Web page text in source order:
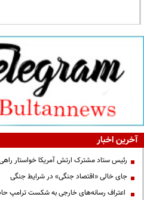
آخرین اخبار
رئیس ستاد مشترک ارتش آمریکا خواستار
جای خالی «اقتصاد جنگی» در شرایط جنگی
اعتراف رسانه‌های خارجی به شکست ترامپ